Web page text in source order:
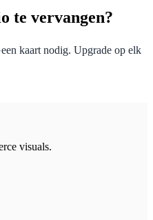
te vervangen?
kaart nodig. Upgrade op elk
visuals.